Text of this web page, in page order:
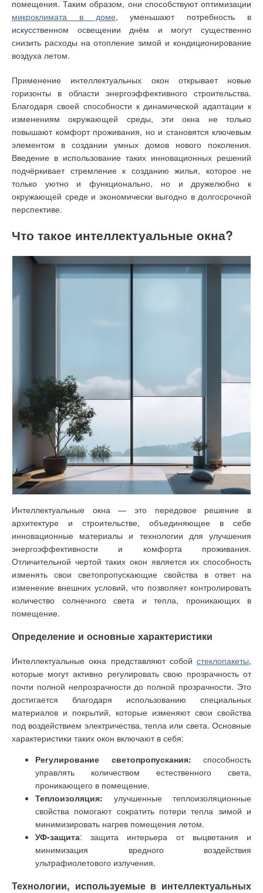
помещения. Таким образом, они способствуют оптимизации
микроклимата в доме, уменьшают потребность в
искусственном освещении днём и могут существенно
снизить расходы на отопление зимой и кондиционирование
воздуха летом.
Применение интеллектуальных окон открывает новые
горизонты в области энергоэффективного строительства.
Благодаря своей способности к динамической адаптации к
изменениям окружающей среды, эти окна не только
повышают комфорт проживания, но и становятся ключевым
элементом в создании умных домов нового поколения.
Введение в использование таких инновационных решений
подчёркивает стремление к созданию жилья, которое не
только уютно и функционально, но и дружелюбно к
окружающей среде и экономически выгодно в долгосрочной
перспективе.
Что такое интеллектуальные окна?
Интеллектуальные окна — это передовое решение в
архитектуре и строительстве, объединяющее в себе
инновационные материалы и технологии для улучшения
энергоэффективности и комфорта проживания.
Отличительной чертой таких окон является их способность
изменять свои светопропускающие свойства в ответ на
изменение внешних условий, что позволяет контролировать
количество солнечного света и тепла, проникающих в
помещение.
Определение и основные характеристики
Интеллектуальные окна представляют собой стеклопакеты,
которые могут активно регулировать свою прозрачность от
почти полной непрозрачности до полной прозрачности. Это
достигается благодаря использованию специальных
материалов и покрытий, которые изменяют свои свойства
под воздействием электричества, тепла или света. Основные
характеристики таких окон включают в себя:
Регулирование светопропускания: способность
управлять количеством естественного света,
проникающего в помещение.
Теплоизоляция: улучшенные теплоизоляционные
свойства помогают сократить потери тепла зимой и
минимизировать нагрев помещения летом.
УФ-защита: защита интерьера от выцветания и
минимизация вредного воздействия
ультрафиолетового излучения.
Технологии, используемые в интеллектуальных